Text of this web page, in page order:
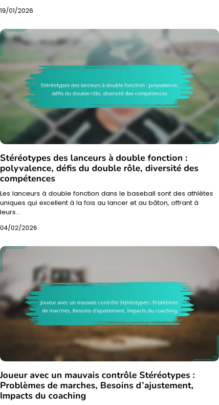
19/01/2026
Stéréotypes des lanceurs à double fonction :
polyvalence, défis du double rôle, diversité des
compétences
Les lanceurs à double fonction dans le baseball sont des athlètes
uniques qui excellent à la fois au lancer et au bâton, offrant à
leurs…
04/02/2026
Joueur avec un mauvais contrôle Stéréotypes :
Problèmes de marches, Besoins d’ajustement,
Impacts du coaching